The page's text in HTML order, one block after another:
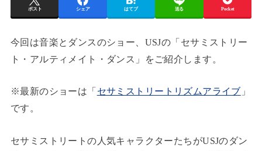
ポスト シェア はてブ 送る Pocket
今回は音楽とダンスのショー、USJの「セサミストリー
ト・アルティメイト・ダンス」をご紹介します。
※最新のショーは「 セサミストリートリズムアライブ 」
です。
セサミストリートの人気キャラクターたちがUSJのダン